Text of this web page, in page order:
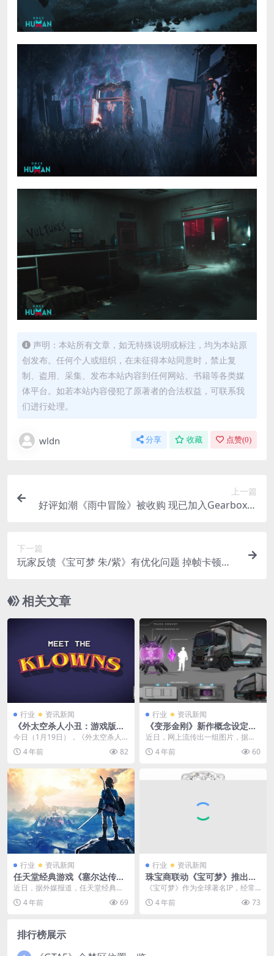
声明：本站所有文章，如无特殊说明或标注，均为本站原
创发布。任何个人或组织，在未征得本站同意时，禁止复
制、盗用、采集、发布本站内容到任何网站、书籍等各类媒
体平台。如若本站内容侵犯了原著者的合法权益，可联系我
们进行处理。
wldn 分享 收藏 点赞(0)
上一篇
好评如潮《雨中冒险》被收购 现已加入Gearbox大
下一篇
玩家反馈《宝可梦 朱/紫》有优化问题 掉帧卡顿还
相关文章
行业 资讯新闻
《外太空杀人小丑：游戏版》
新预告 年内发售
今日（1月19日），《外太空杀人
小丑：游戏版》公布“Meet the Klo
wn...4 年前 82
行业 资讯新闻
《变形金刚》新作概念设定图
曝光 红蜘蛛大战大黄蜂
近日，网上流传出一组图片，据说
是传言中尚未公布的《变形金刚》
新作的概念设定图。在...
4 年前 60
行业 资讯新闻
任天堂经典游戏《塞尔达传
说》将拍成电影
近日，据外媒报道，任天堂经典游
戏《塞尔达传说》将被制作成电
影，制作公司为环球影业...
4 年前 69
行业 资讯新闻
珠宝商联动《宝可梦》推出主
题婚戒 售价约63673元
《宝可梦》作为全球著名IP，经常
与其他物品进行联动。近日，U-Tre
asure宣...
4 年前 73
排行榜展示